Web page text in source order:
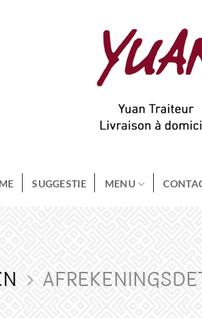
SUGGESTIE MENU